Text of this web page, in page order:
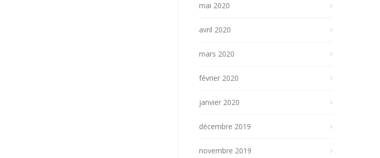
mai 2020
avril 2020
mars 2020
février 2020
janvier 2020
décembre 2019
novembre 2019